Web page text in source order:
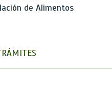
de Alimentos